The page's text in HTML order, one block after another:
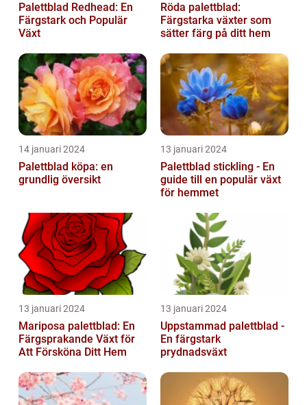
Palettblad Redhead: En
Färgstark och Populär
Växt
Röda palettblad:
Färgstarka växter som
sätter färg på ditt hem
14 januari 2024
Palettblad köpa: en
grundlig översikt
13 januari 2024
Palettblad stickling - En
guide till en populär växt
för hemmet
13 januari 2024
Mariposa palettblad: En
Färgsprakande Växt för
Att Försköna Ditt Hem
13 januari 2024
Uppstammad palettblad -
En färgstark
prydnadsväxt